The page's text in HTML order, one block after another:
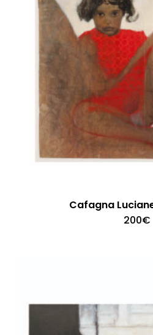
Cafagna
200€